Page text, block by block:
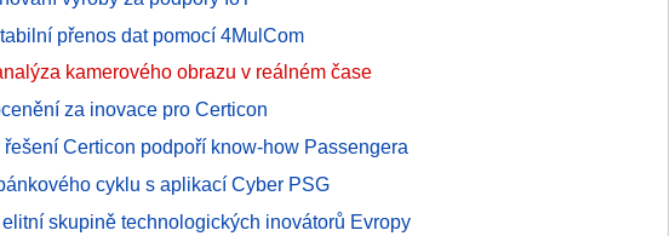
přenos dat pomocí 4MulCom
kamerového obrazu v reálném čase
za inovace pro Certicon
řešení Certicon podpoří know-how Passengera
cyklu s aplikací Cyber PSG
skupině technologických inovátorů Evropy